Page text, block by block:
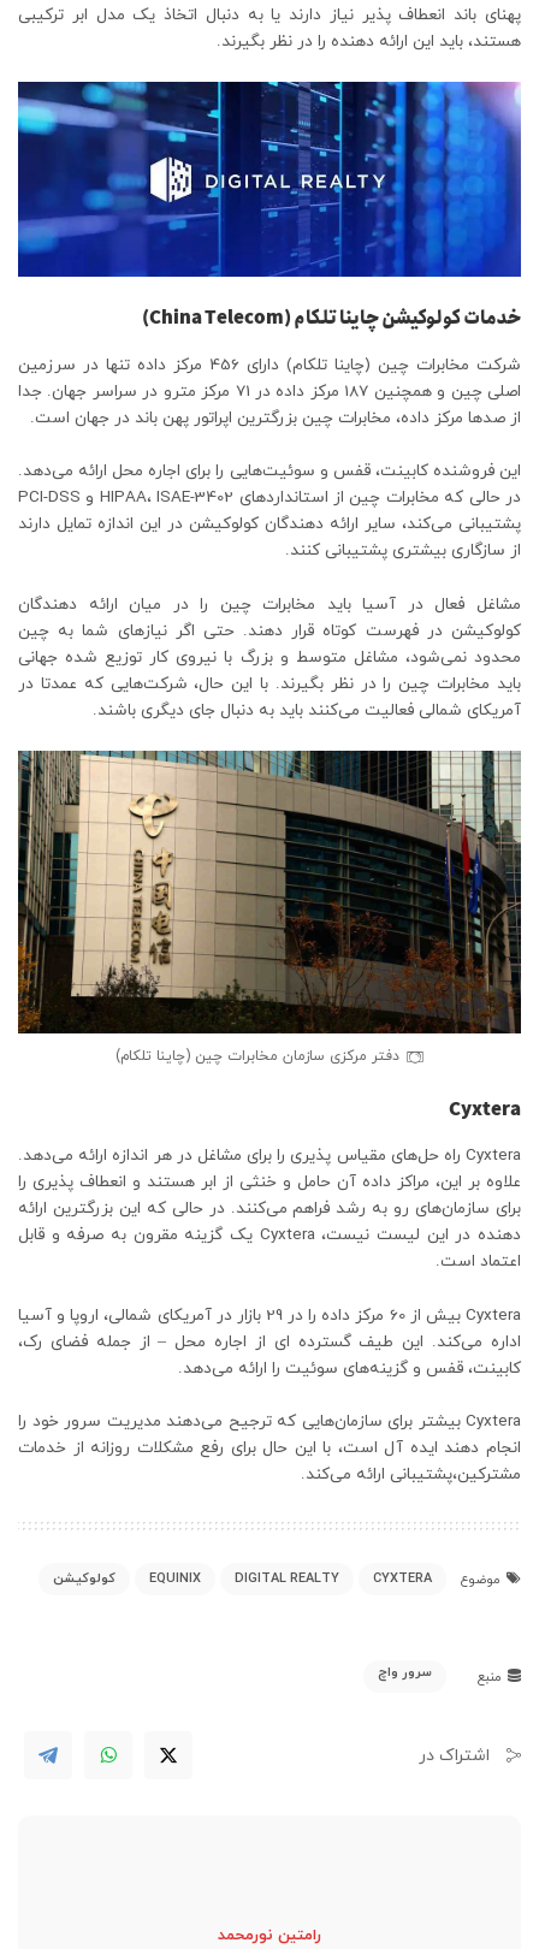
پهنای باند انعطاف پذیر نیاز دارند یا به دنبال اتخاذ یک مدل ابر ترکیبی
هستند، باید این ارائه دهنده را در نظر بگیرند.
خدمات کولوکیشن چاینا تلکام (China Telecom)
شرکت مخابرات چین (چاینا تلکام) دارای 456 مرکز داده تنها در سرزمین
اصلی چین و همچنین 187 مرکز داده در 71 مرکز مترو در سراسر جهان. جدا
از صدها مرکز داده، مخابرات چین بزرگترین اپراتور پهن باند در جهان است.
این فروشنده کابینت، قفس و سوئیت‌هایی را برای اجاره محل ارائه می‌دهد.
در حالی که مخابرات چین از استانداردهای HIPAA، ISAE-3402 و PCI-DSS
پشتیبانی می‌کند، سایر ارائه دهندگان کولوکیشن در این اندازه تمایل دارند
از سازگاری بیشتری پشتیبانی کنند.
مشاغل فعال در آسیا باید مخابرات چین را در میان ارائه دهندگان
کولوکیشن در فهرست کوتاه قرار دهند. حتی اگر نیازهای شما به چین
محدود نمی‌شود، مشاغل متوسط و بزرگ با نیروی کار توزیع شده جهانی
باید مخابرات چین را در نظر بگیرند. با این حال، شرکت‌هایی که عمدتا در
آمریکای شمالی فعالیت می‌کنند باید به دنبال جای دیگری باشند.
دفتر مرکزی سازمان مخابرات چین (چاینا تلکام)
Cyxtera
Cyxtera راه حل‌های مقیاس پذیری را برای مشاغل در هر اندازه ارائه می‌دهد.
علاوه بر این، مراکز داده آن حامل و خنثی از ابر هستند و انعطاف پذیری را
برای سازمان‌های رو به رشد فراهم می‌کنند. در حالی که این بزرگترین ارائه
دهنده در این لیست نیست، Cyxtera یک گزینه مقرون به صرفه و قابل
اعتماد است.
Cyxtera بیش از 60 مرکز داده را در 29 بازار در آمریکای شمالی، اروپا و آسیا
اداره می‌کند. این طیف گسترده ای از اجاره محل – از جمله فضای رک،
کابینت، قفس و گزینه‌های سوئیت را ارائه می‌دهد.
Cyxtera بیشتر برای سازمان‌هایی که ترجیح می‌دهند مدیریت سرور خود را
انجام دهند ایده آل است، با این حال برای رفع مشکلات روزانه از خدمات
مشترکین،پشتیبانی ارائه می‌کند.
موضوع CYXTERA
DIGITAL REALTY
EQUINIX کولوکیشن
منبع سرور واچ
اشتراک در
رامتین نورمحمد